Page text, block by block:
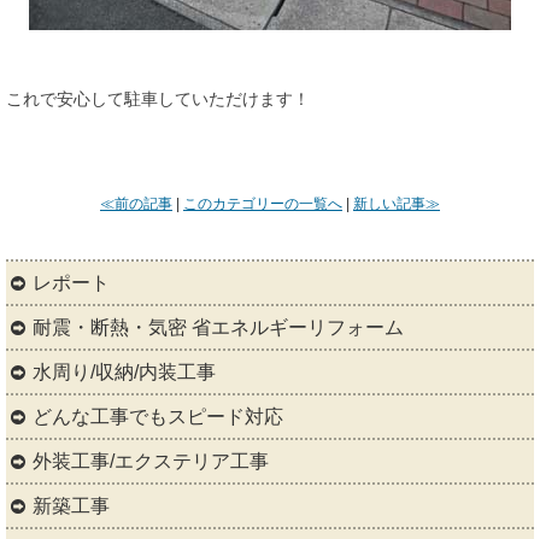
これで安心して駐車していただけます！
≪前の記事 このカテゴリーの一覧へ 新しい記事≫
レポート
耐震・断熱・気密 省エネルギーリフォーム
水周り/収納/内装工事
どんな工事でもスピード対応
外装工事/エクステリア工事
新築工事